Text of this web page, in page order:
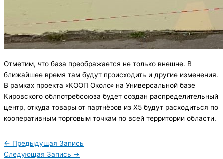
Отметим, что база преображается не только внешне. В
ближайшее время там будут происходить и другие изменения.
В рамках проекта «КООП Около» на Универсальной базе
Кировского облпотребсоюза будет создан распределительный
центр, откуда товары от партнёров из X5 будут расходиться по
кооперативным торговым точкам по всей территории области.
← Предыдущая Запись
Следующая Запись →